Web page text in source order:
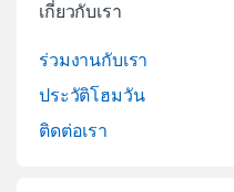
เกี่ยวกับเรา
ร่วมงานกับเรา
ประวัติโฮมวัน
ติดต่อเรา